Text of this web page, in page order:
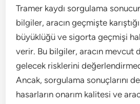
Tramer kaydı sorgulama
bilgiler, aracın geçmişte
büyüklüğü ve sigorta geçmişi
verir. Bu bilgiler, aracın mevcut
gelecek risklerini
Ancak, sorgulama sonuçlarını
hasarların onarım kalitesi ve